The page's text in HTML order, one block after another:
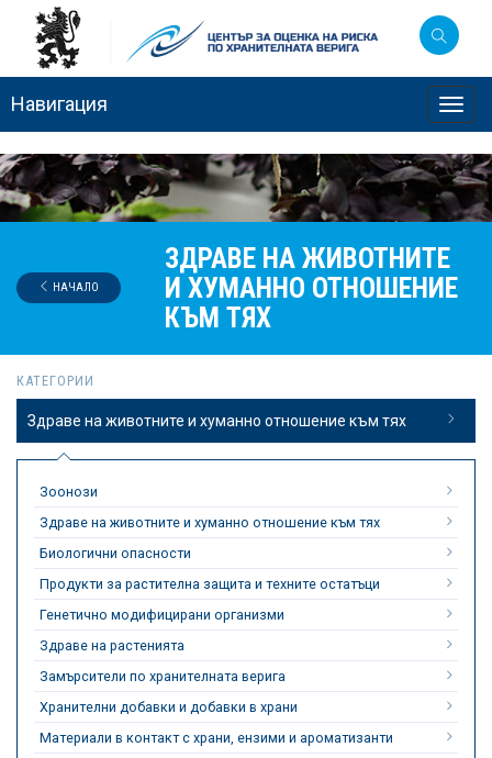
Навигация
ЗДРАВЕ НА ЖИВОТНИТЕ
И ХУМАННО ОТНОШЕНИЕ
КЪМ ТЯХ
НАЧАЛО
КАТЕГОРИИ
Здраве на животните и хуманно отношение към тях
Зоонози
Здраве на животните и хуманно отношение към тях
Биологични опасности
Продукти за растителна защита и техните остатъци
Генетично модифицирани организми
Здраве на растенията
Замърсители по хранителната верига
Хранителни добавки и добавки в храни
Материали в контакт с храни, ензими и ароматизанти